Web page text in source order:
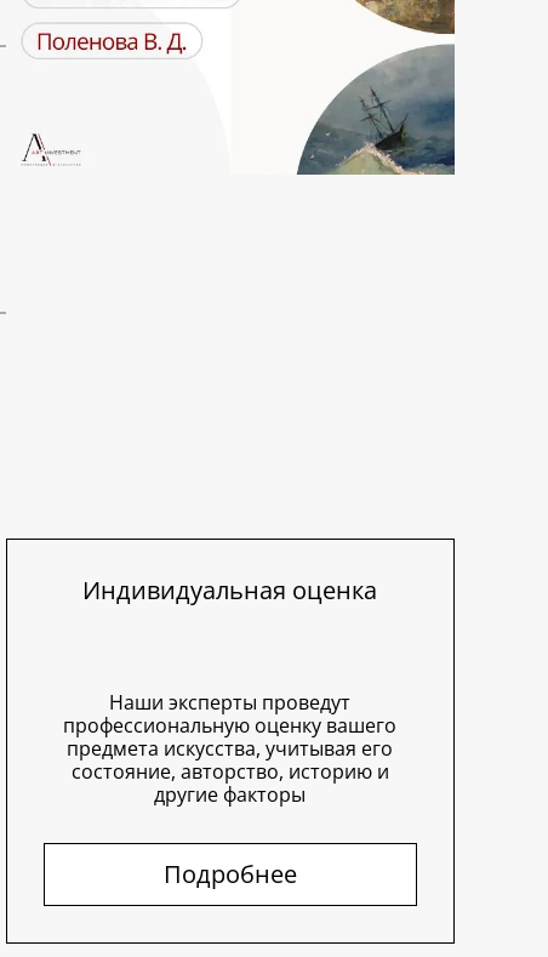
Индивидуальная оценка
Наши эксперты проведут
профессиональную оценку вашего
предмета искусства, учитывая его
состояние, авторство, историю и
другие факторы
Подробнее